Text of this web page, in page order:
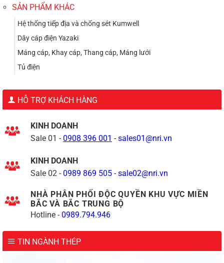
SẢN PHẨM KHÁC
Hệ thống tiếp địa và chống sét Kumwell
Dây cáp điện Yazaki
Máng cáp, Khay cáp, Thang cáp, Máng lưới
Tủ điện
HỖ TRỢ KHÁCH HÀNG
KINH DOANH
Sale 01 - 0908 396 001 -sales01@nri.vn
KINH DOANH
Sale 02 - 0989 869 505 -sale02@nri.vn
NHÀ PHÂN PHỐI ĐỘC QUYỀN KHU VỰC MIỀN
BẮC VÀ BẮC TRUNG BỘ
Hotline - 0989.794.946
TIN NGÀNH THÉP